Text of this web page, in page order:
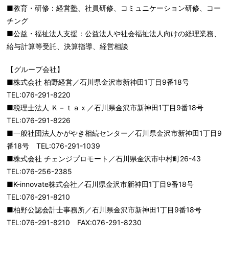
■教育・研修：経営塾、社員研修、コミュニケーション研修、コー
チング
■公益・福祉法人支援：公益法人や社会福祉法人向けの経理業務、
給与計算等受託、決算指導、経営相談
【グループ会社】
■株式会社 柏野経営／石川県金沢市新神田1丁目9番18号
TEL:076-291-8220
■税理士法人 Ｋ－ｔａｘ／石川県金沢市新神田1丁目9番18号
TEL:076-291-8226
■一般社団法人かがやき相続センター／石川県金沢市新神田1丁目9
番18号 TEL:076-291-1039
■株式会社 チェンジプロモート／石川県金沢市中村町26-43
TEL:076-256-2385
■K-innovate株式会社／石川県金沢市新神田1丁目9番18号
TEL:076-291-8210
■柏野公認会計士事務所／石川県金沢市新神田1丁目9番18号
TEL:076-291-8210 FAX:076-291-8230